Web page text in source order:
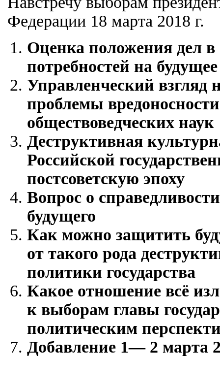
Федерации 18 марта 2018 г.
Оценка положения дел в
потребностей на будущее
Управленческий взгляд
проблемы
обществоведческих наук
Деструктивная
Российской
постсоветскую эпоху
Вопрос о
будущего
Как можно защитить
от такого рода
политики государства
Какое отношение всё
к выборам главы
политическим
Добавление 1— 2 марта